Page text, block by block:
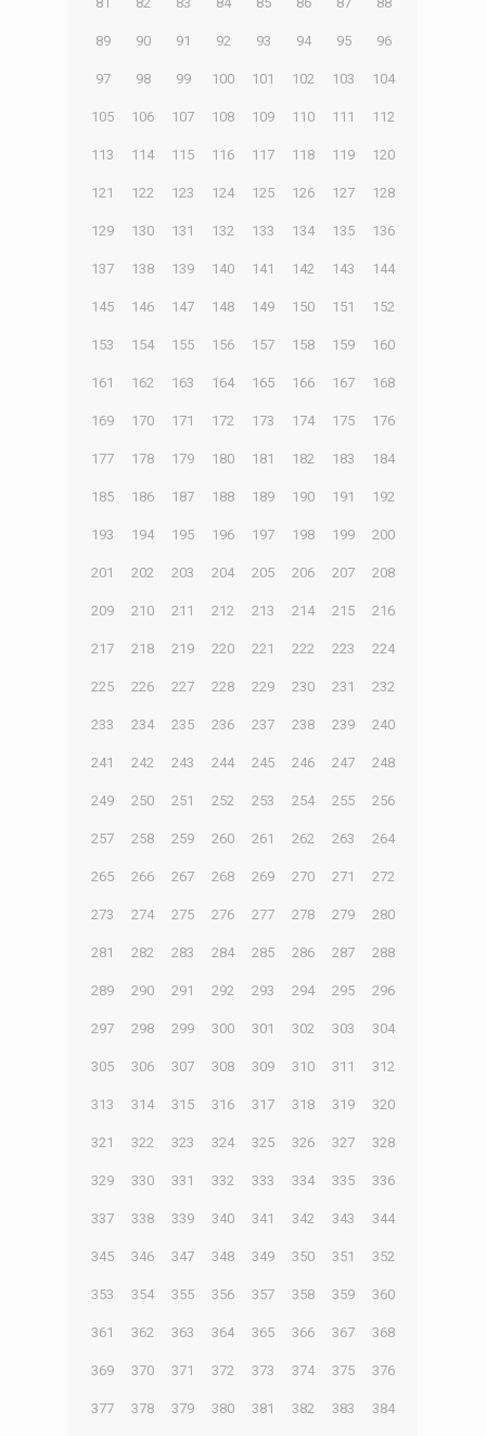
89 90 91 92 93 94 95 96
97 98 99 100 101 102 103 104
105 106 107 108 109 110 111 112
113 114 115 116 117 118 119 120
121 122 123 124 125 126 127 128
129 130 131 132 133 134 135 136
137 138 139 140 141 142 143 144
145 146 147 148 149 150 151 152
153 154 155 156 157 158 159 160
161 162 163 164 165 166 167 168
169 170 171 172 173 174 175 176
177 178 179 180 181 182 183 184
185 186 187 188 189 190 191 192
193 194 195 196 197 198 199 200
201 202 203 204 205 206 207 208
209 210 211 212 213 214 215 216
217 218 219 220 221 222 223 224
225 226 227 228 229 230 231 232
233 234 235 236 237 238 239 240
241 242 243 244 245 246 247 248
249 250 251 252 253 254 255 256
257 258 259 260 261 262 263 264
265 266 267 268 269 270 271 272
273 274 275 276 277 278 279 280
281 282 283 284 285 286 287 288
289 290 291 292 293 294 295 296
297 298 299 300 301 302 303 304
305 306 307 308 309 310 311 312
313 314 315 316 317 318 319 320
321 322 323 324 325 326 327 328
329 330 331 332 333 334 335 336
337 338 339 340 341 342 343 344
345 346 347 348 349 350 351 352
353 354 355 356 357 358 359 360
361 362 363 364 365 366 367 368
369 370 371 372 373 374 375 376
377 378 379 380 381 382 383 384